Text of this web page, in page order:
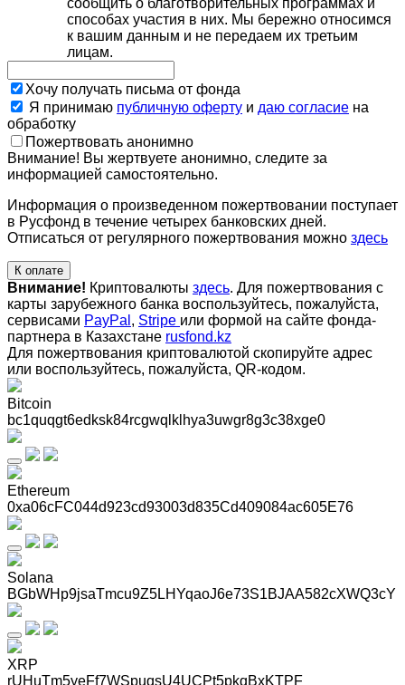
способах участия в них. Мы бережно относимся
к вашим данным и не передаем их третьим
лицам.
Хочу получать письма от фонда
Я принимаю публичную оферту и даю согласие на
обработку
Пожертвовать анонимно
Внимание! Вы жертвуете анонимно, следите за
информацией самостоятельно.
Информация о произведенном пожертвовании поступает
в Русфонд в течение четырех банковских дней.
Отписаться от регулярного пожертвования можно здесь
К оплате
Внимание! Криптовалюты здесь. Для пожертвования с
карты зарубежного банка воспользуйтесь, пожалуйста,
сервисами PayPal , Stripe или формой на сайте фонда-
партнера в Казахстане rusfond.kz
Для пожертвования криптовалютой скопируйте адрес
или воспользуйтесь, пожалуйста, QR-кодом.
Bitcoin
bc1quqgt6edksk84rcgwqlklhya3uwgr8g3c38xge0
Ethereum
0xa06cFC044d923cd93003d835Cd409084ac605E76
Solana
BGbWHp9jsaTmcu9Z5LHYqaoJ6e73S1BJAA582cXWQ3cY
XRP
rUHuTm5yeFf7WSpuqsU4UCPt5pkqBxKTPF